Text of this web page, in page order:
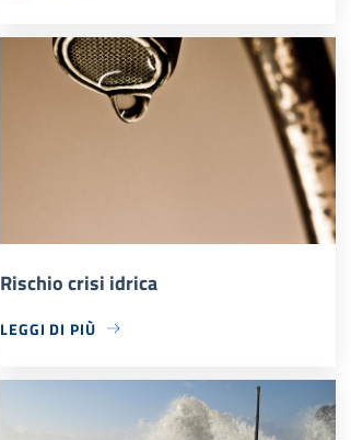
Rischio crisi idrica
LEGGI DI PIÙ